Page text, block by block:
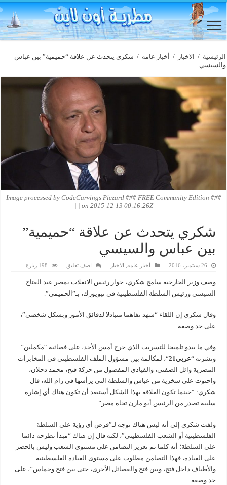
الرئيسية / الاخبار / أخبار عامه / شكري يتحدث عن علاقة “حميمية” بين عباس
والسيسي
Image processed by CodeCarvings Piczard ### FREE Community Edition ###
on 2015-12-13 00:16:26Z | |
شكري يتحدث عن علاقة “حميمية”
بين عباس والسيسي
26 سبتمبر، 2016 أخبار عامه, الاخبار اضف تعليق 198 زيارة
وصف وزير الخارجية سامح شكري، حوار رئيس الانقلاب بمصر عبد الفتاح
السيسي ورئيس السلطة الفلسطينية في نيويورك، بـ”الحميمي”.
وقال شكري إن اللقاء “شهد تفاهما متبادلا لدقائق الأمور وبشكل شخصي”،
على حد وصفه.
وفي ما يبدو تلميحا للتسريب الذي خرج أمس الأحد، على فضائية “مكملين”
ونشرته “عربي21
“، لمكالمة بين مسؤول الملف الفلسطيني في المخابرات
المصرية وائل الصفتي، والقيادي المفصول من حركة فتح، محمد دحلان،
واحتوت على سخرية من عباس والسلطة التي يرأسها في رام الله، قال
شكري: “حينما تكون العلاقة بهذا الشكل أستبعد أن تكون هناك أي إشارة
سلبية تصدر من الرئيس أبو مازن تجاه مصر”.
ولفت شكري إلى أنه ليس هناك توجه لـ”فرض أي رؤية على السلطة
الفلسطينية أو الشعب الفلسطيني”، لكنه قال إن هناك “مبدأ نطرحه دائما
على السلطة؛ أنه كلما تم تعزيز التضامن على مستوى الشعب وليس بالحصر
على القيادة، فهذا التضامن مطلوب على مستوى القيادة الفلسطينية
والأطياف داخل فتح، وبين فتح والفصائل الأخرى، حتى بين فتح وحماس”، على
حد وصفه.